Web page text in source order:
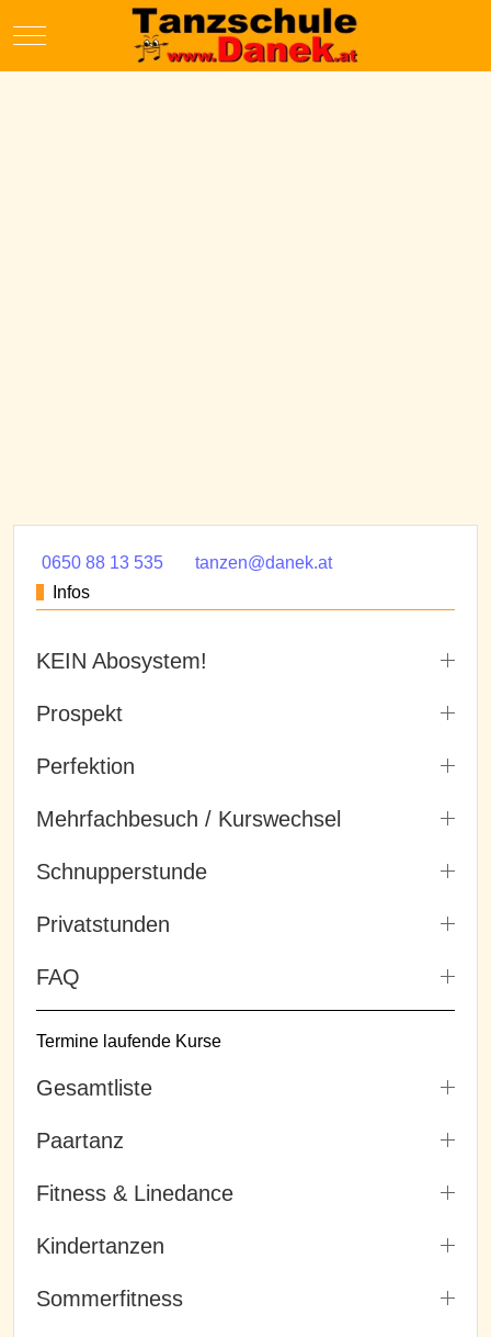
Mobile Menu Toggle
0650 88 13 535
tanzen@danek.at
Infos
KEIN Abosystem!
Prospekt
Perfektion
Mehrfachbesuch / Kurswechsel
Schnupperstunde
Privatstunden
FAQ
Termine laufende Kurse
Gesamtliste
Paartanz
Fitness & Linedance
Kindertanzen
Sommerfitness